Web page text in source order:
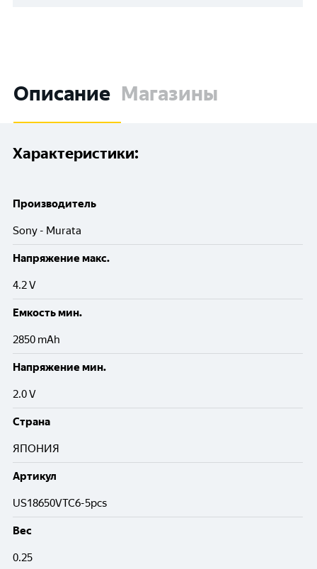
Описание Магазины
Характеристики:
Производитель
Sony - Murata
Напряжение макс.
4.2 V
Емкость мин.
2850 mAh
Напряжение мин.
2.0 V
Cтрана
ЯПОНИЯ
Артикул
US18650VTC6-5pcs
Вес
0.25